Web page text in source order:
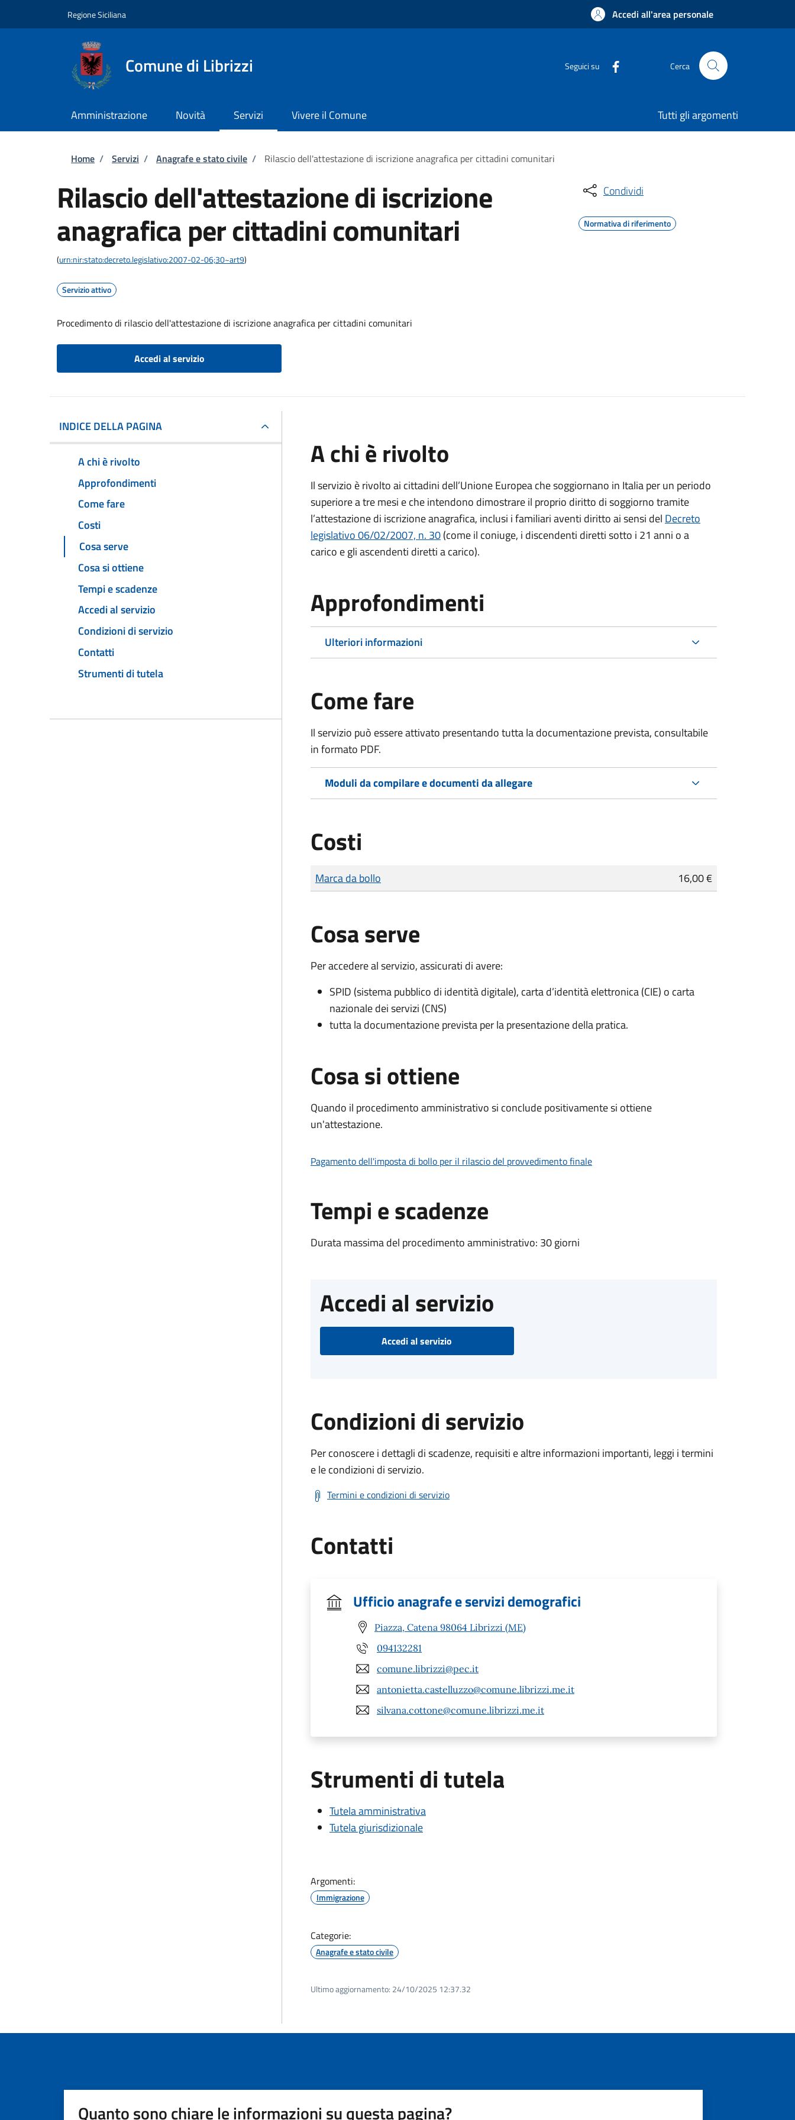
Regione Siciliana Accedi all'area personale
Comune di Librizzi Seguici su Cerca
Amministrazione Novità Servizi Vivere il Comune Tutti gli argomenti
Briciole di pane
Home / Servizi / Anagrafe e stato civile / Rilascio dell'attestazione di iscrizione anagrafica per cittadini comunitari
Rilascio dell'attestazione di iscrizione
anagrafica per cittadini comunitari
(urn:nir:stato:decreto.legislativo:2007-02-06;30~art9)
Servizio attivo
Procedimento di rilascio dell'attestazione di iscrizione anagrafica per cittadini comunitari
Accedi al servizio
Condividi
Normativa di riferimento
INDICE DELLA PAGINA
A chi è rivolto
Approfondimenti
Come fare
Costi
Cosa serve
Cosa si ottiene
Tempi e scadenze
Accedi al servizio
Condizioni di servizio
Contatti
Strumenti di tutela
A chi è rivolto
Il servizio è rivolto ai cittadini dell’Unione Europea che soggiornano in Italia per un periodo
superiore a tre mesi e che intendono dimostrare il proprio diritto di soggiorno tramite
l’attestazione di iscrizione anagrafica, inclusi i familiari aventi diritto ai sensi del Decreto
legislativo 06/02/2007, n. 30(come il coniuge, i discendenti diretti sotto i 21 anni o a
carico e gli ascendenti diretti a carico).
Approfondimenti
Ulteriori informazioni
Come fare
Il servizio può essere attivato presentando tutta la documentazione prevista, consultabile
in formato PDF.
Moduli da compilare e documenti da allegare
Costi
Tipo di pagamento
Importo
Marca da bollo 16,00 €
Cosa serve
Per accedere al servizio, assicurati di avere:
SPID (sistema pubblico di identità digitale), carta d’identità elettronica (CIE) o carta
nazionale dei servizi (CNS)
tutta la documentazione prevista per la presentazione della pratica.
Cosa si ottiene
Quando il procedimento amministrativo si conclude positivamente si ottiene
un'attestazione.
Pagamento dell'imposta di bollo per il rilascio del provvedimento finale
Tempi e scadenze
Durata massima del procedimento amministrativo: 30 giorni
Accedi al servizio
Accedi al servizio
Condizioni di servizio
Per conoscere i dettagli di scadenze, requisiti e altre informazioni importanti, leggi i termini
e le condizioni di servizio.
Termini e condizioni di servizio
Contatti
Ufficio anagrafe e servizi demografici
Piazza, Catena 98064 Librizzi (ME)
094132281
comune.librizzi@pec.it
antonietta.castelluzzo@comune.librizzi.me.it
silvana.cottone@comune.librizzi.me.it
Strumenti di tutela
Tutela amministrativa
Tutela giurisdizionale
Argomenti:
Immigrazione
Categorie:
Anagrafe e stato civile
Ultimo aggiornamento: 24/10/2025 12:37.32
Quanto sono chiare le informazioni su questa pagina?